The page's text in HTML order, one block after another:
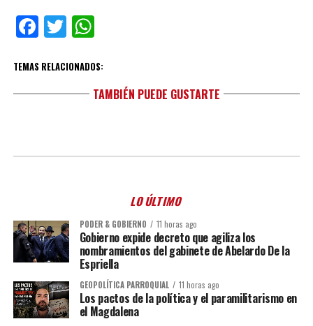
Facebook
TwitterWhatsApp
TEMAS RELACIONADOS:
TAMBIÉN PUEDE GUSTARTE
LO ÚLTIMO
PODER & GOBIERNO 11 horas ago
Gobierno expide decreto que agiliza los
nombramientos del gabinete de Abelardo De la
Espriella
GEOPOLÍTICA PARROQUIAL 11 horas ago
Los pactos de la política y el paramilitarismo en
el Magdalena